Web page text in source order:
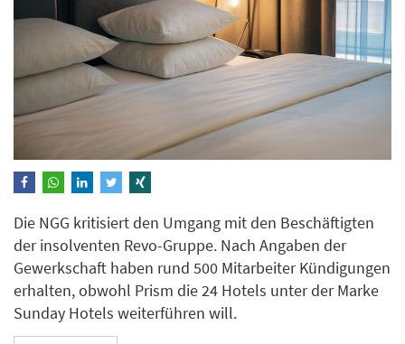
Die NGG kritisiert den Umgang mit den Beschäftigten
der insolventen Revo-Gruppe. Nach Angaben der
Gewerkschaft haben rund 500 Mitarbeiter Kündigungen
erhalten, obwohl Prism die 24 Hotels unter der Marke
Sunday Hotels weiterführen will.